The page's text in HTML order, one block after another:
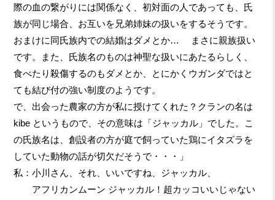
際の血の繋がりには関係なく、初対面の人であっても、氏
族が同じ場合、お互いを兄弟姉妹の扱いをするそうです。
おまけに同氏族内での結婚はダメとか… まさに親族扱い
です。また、氏族名のものは神聖な扱いにあたるらしく、
食べたり殺傷するのもダメとか、とにかくウガンダではと
ても結び付の強い制度のようです。
で、出会った農家の方が私に授けてくれた？クランの名は
kibe というもので、その意味は「ジャッカル」でした。こ
の氏族名は、創設者の方が庭で飼っていた鶏にイタズラを
していた動物の話が切欠だそうで・・・」
私：小川さん、それ、いいですね、ジャッカル、
アフリカンムーン ジャッカル！超カッコいいじゃない